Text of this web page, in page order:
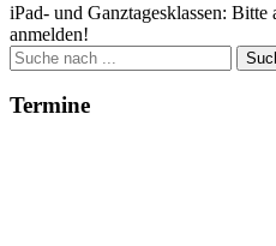
iPad- und Ganztagesklassen:
anmelden!
Suche
nach:
Termine